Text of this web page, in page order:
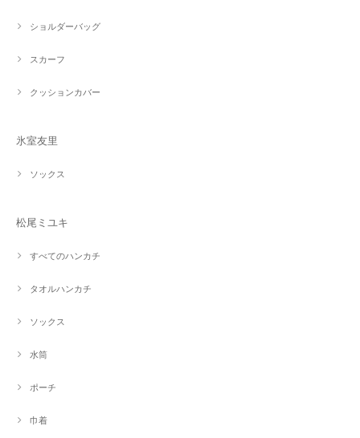
ショルダーバッグ
スカーフ
クッションカバー
氷室友里
ソックス
松尾ミユキ
すべてのハンカチ
タオルハンカチ
ソックス
水筒
ポーチ
巾着